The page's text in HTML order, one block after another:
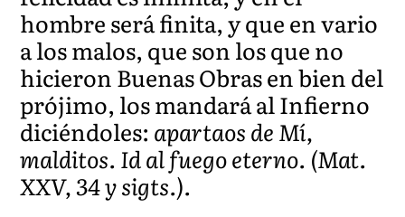
hombre será finita, y que en vario
a los malos, que son los que no
hicieron Buenas Obras en bien del
prójimo, los mandará al Infierno
diciéndoles: apartaos de Mí,
malditos. Id al fuego eterno. (Mat.
XXV, 34 y sigts.).